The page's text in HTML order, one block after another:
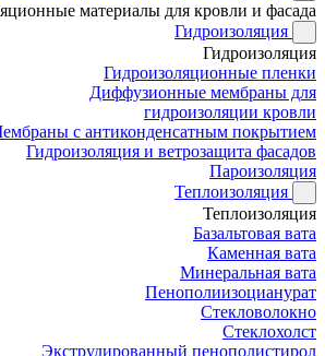
материалы для кровли и фасада
Гидроизоляция
Гидроизоляция
Гидроизоляционные пленки
Диффузионные мембраны для
гидроизоляции кровли
с антиконденсатным покрытием
Гидроизоляция и ветрозащита фасадов
Пароизоляция
Теплоизоляция
Теплоизоляция
Базальтовая вата
Каменная вата
Минеральная вата
Пенополиизоцианурат
Стекловолокно
Стеклохолст
Экструдированный пенополистирол